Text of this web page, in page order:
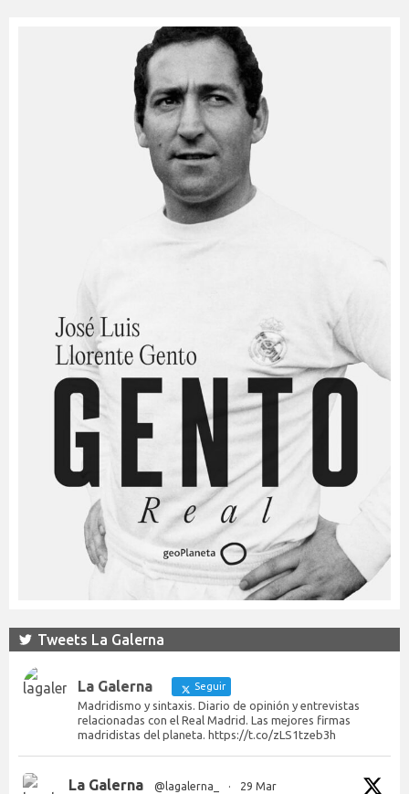
Tweets La Galerna
La Galerna Seguir
Madridismo y sintaxis. Diario de opinión y entrevistas
relacionadas con el Real Madrid. Las mejores firmas
madridistas del planeta. https://t.co/zLS1tzeb3h
La Galerna @lagalerna_ · 29 Mar